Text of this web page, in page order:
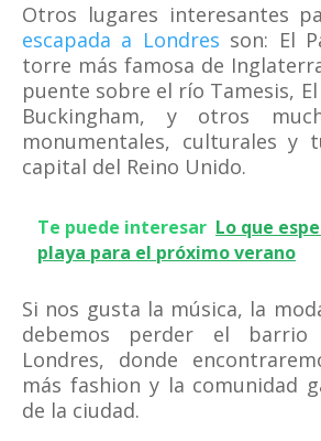
Otros lugares interesantes
escapada a Londres son: El
torre más famosa de
puente sobre el río Tamesis, El
Buckingham, y otros
monumentales, culturales y
capital del Reino Unido.
Te puede interesar Lo que
playa para el próximo verano
Si nos gusta la música, la
debemos perder el
Londres, donde
más fashion y la comunidad
de la ciudad.